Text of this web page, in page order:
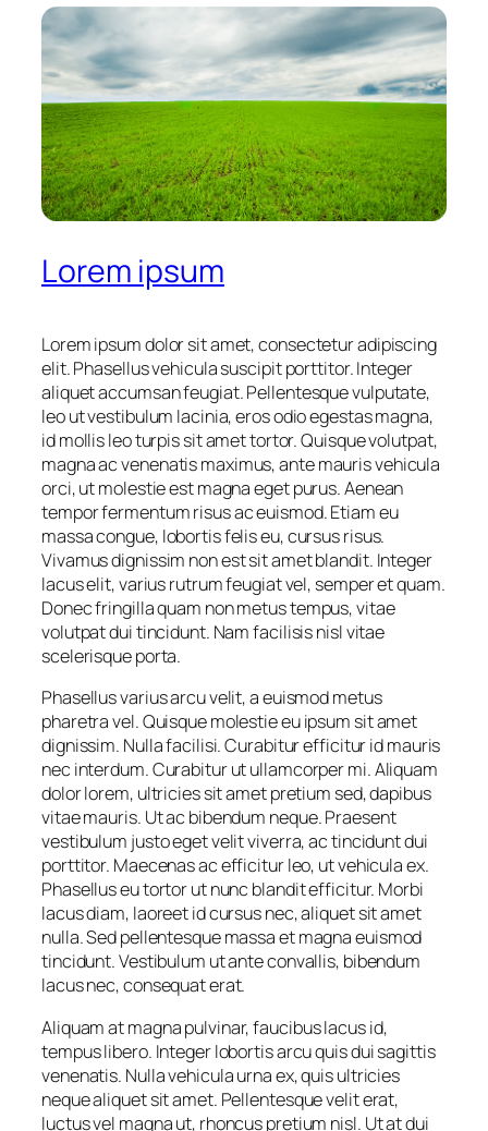
Lorem ipsum
Lorem ipsum dolor sit amet, consectetur adipiscing
elit. Phasellus vehicula suscipit porttitor. Integer
aliquet accumsan feugiat. Pellentesque vulputate,
leo ut vestibulum lacinia, eros odio egestas magna,
id mollis leo turpis sit amet tortor. Quisque volutpat,
magna ac venenatis maximus, ante mauris vehicula
orci, ut molestie est magna eget purus. Aenean
tempor fermentum risus ac euismod. Etiam eu
massa congue, lobortis felis eu, cursus risus.
Vivamus dignissim non est sit amet blandit. Integer
lacus elit, varius rutrum feugiat vel, semper et quam.
Donec fringilla quam non metus tempus, vitae
volutpat dui tincidunt. Nam facilisis nisl vitae
scelerisque porta.
Phasellus varius arcu velit, a euismod metus
pharetra vel. Quisque molestie eu ipsum sit amet
dignissim. Nulla facilisi. Curabitur efficitur id mauris
nec interdum. Curabitur ut ullamcorper mi. Aliquam
dolor lorem, ultricies sit amet pretium sed, dapibus
vitae mauris. Ut ac bibendum neque. Praesent
vestibulum justo eget velit viverra, ac tincidunt dui
porttitor. Maecenas ac efficitur leo, ut vehicula ex.
Phasellus eu tortor ut nunc blandit efficitur. Morbi
lacus diam, laoreet id cursus nec, aliquet sit amet
nulla. Sed pellentesque massa et magna euismod
tincidunt. Vestibulum ut ante convallis, bibendum
lacus nec, consequat erat.
Aliquam at magna pulvinar, faucibus lacus id,
tempus libero. Integer lobortis arcu quis dui sagittis
venenatis. Nulla vehicula urna ex, quis ultricies
neque aliquet sit amet. Pellentesque velit erat,
luctus vel magna ut, rhoncus pretium nisl. Ut at dui